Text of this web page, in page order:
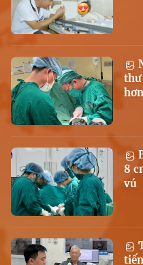
thư
8
vú